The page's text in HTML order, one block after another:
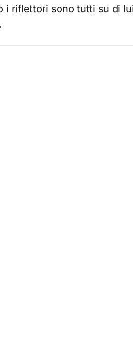
i riflettori sono tutti su di